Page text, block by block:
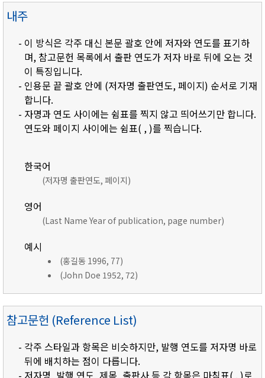
내주
- 이 방식은 각주 대신 본문 괄호 안에 저자와 연도를 표기하
며, 참고문헌 목록에서 출판 연도가 저자 바로 뒤에 오는 것
이 특징입니다.
- 인용문 끝 괄호 안에 (저자명 출판연도, 페이지) 순서로 기재
합니다.
- 자명과 연도 사이에는 쉼표를 찍지 않고 띄어쓰기만 합니다.
연도와 페이지 사이에는 쉼표( , )를 찍습니다.
한국어
(저자명 출판연도, 페이지)
영어
(Last Name Year of publication, page number)
예시
(홍길동 1996, 77)
(John Doe 1952, 72)
참고문헌 (Reference List)
- 각주 스타일과 항목은 비슷하지만, 발행 연도를 저자명 바로
뒤에 배치하는 점이 다릅니다.